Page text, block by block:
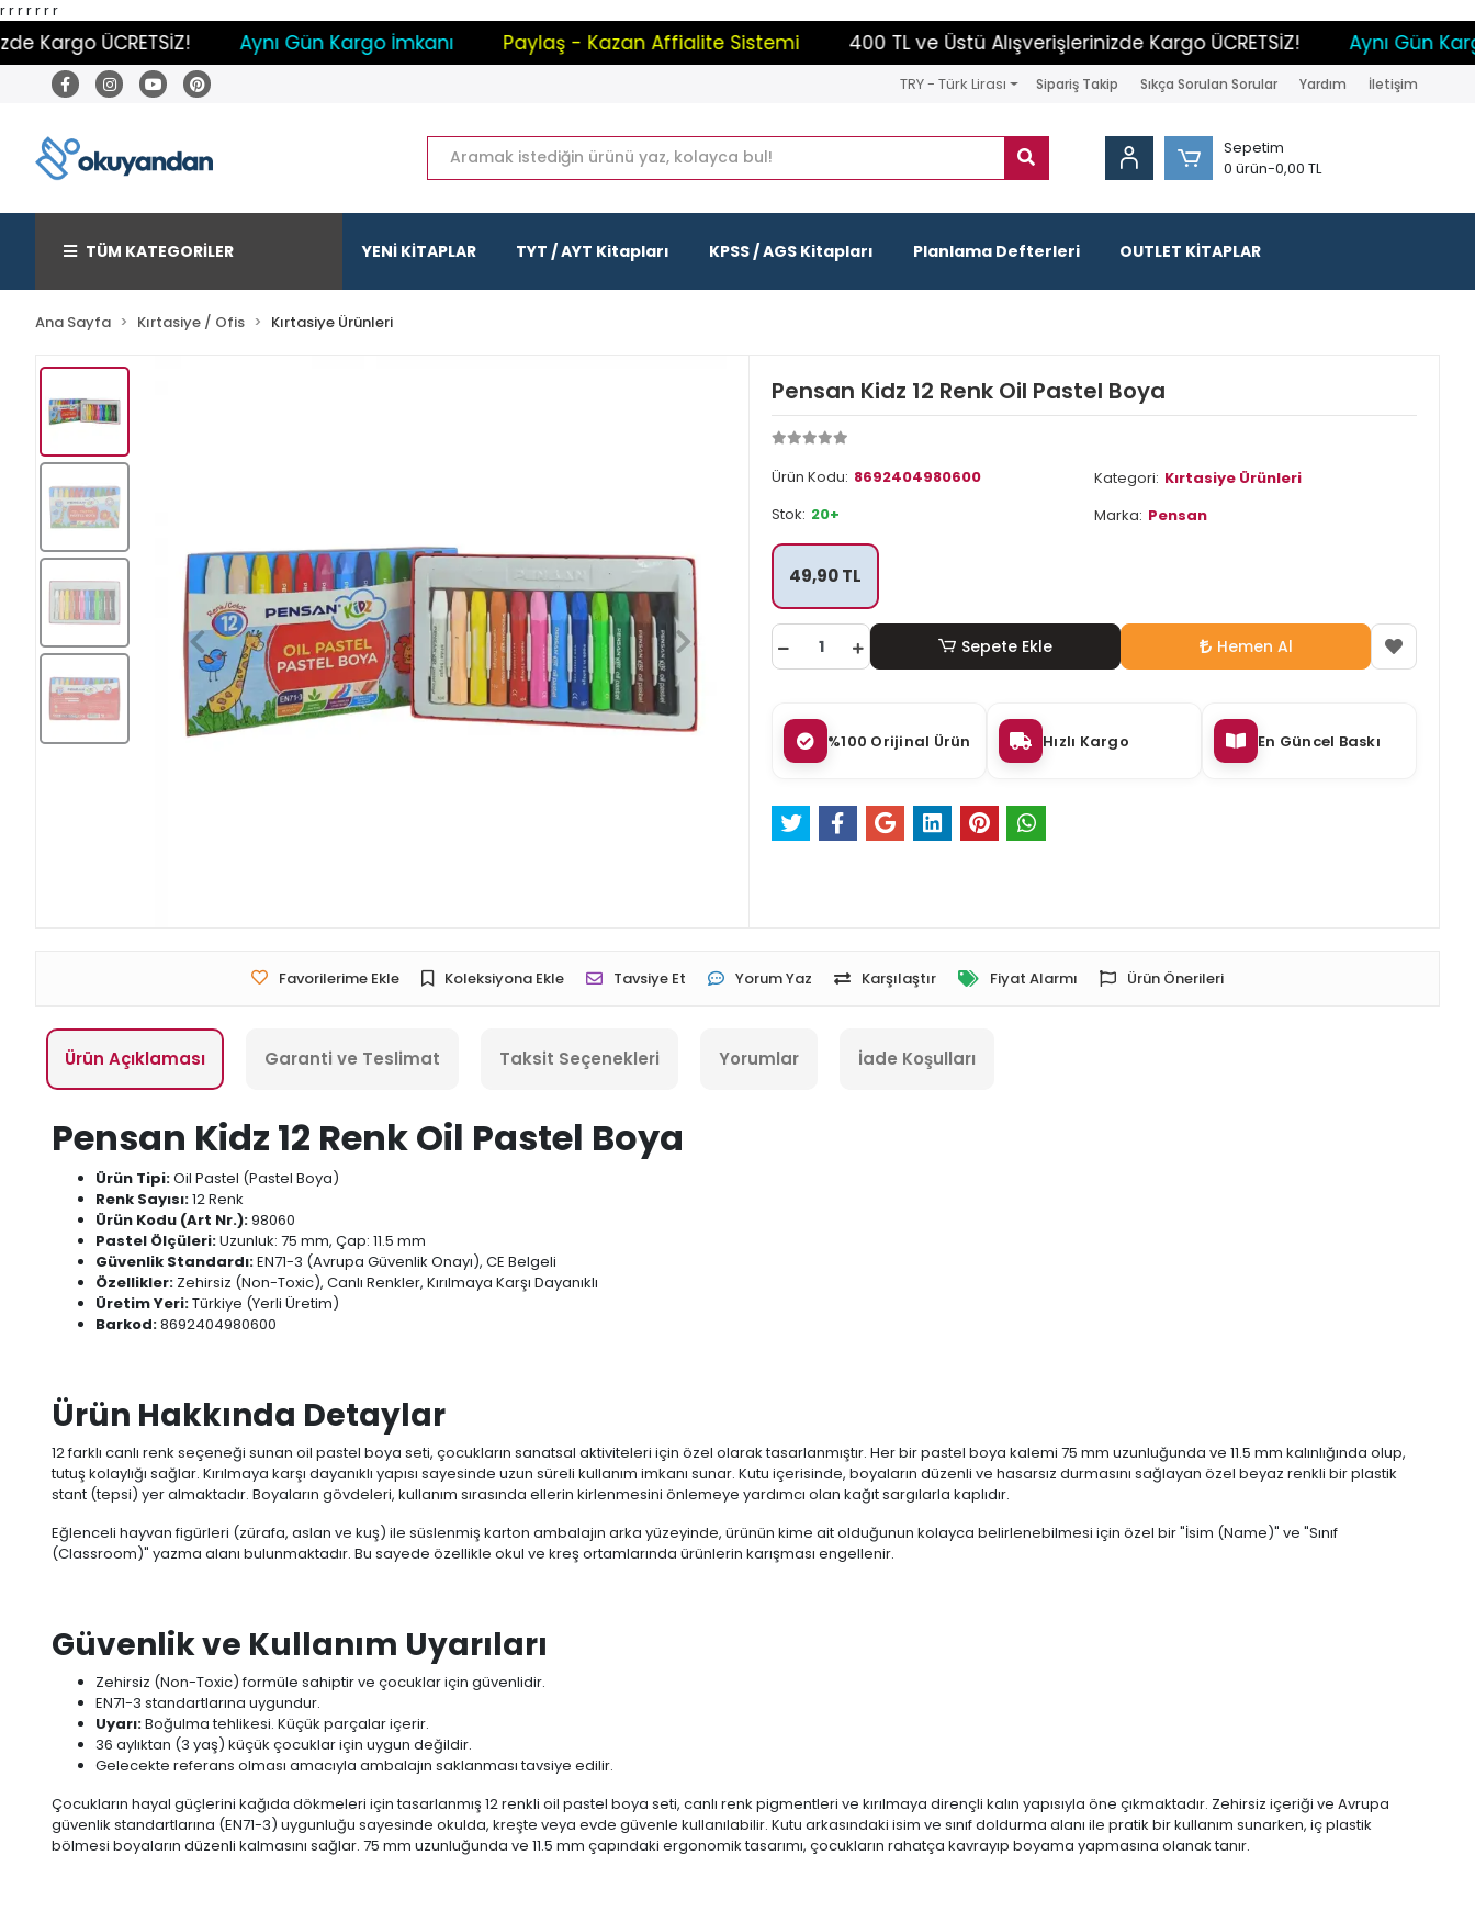
rrrrr r r
ÜCRETSİZ! Aynı Gün Kargo İmkanı Paylaş - Kazan Affialite Sistemi 400 TL ve Üstü Alışverişlerinizde Kargo ÜCRETSİZ! Aynı Gün Kargo
TRY - Türk Lirası Sipariş Takip Sıkça Sorulan Sorular Yardım İletişim
Sepetim
0 ürün-0,00 TL
TÜM KATEGORİLER YENİ KİTAPLAR TYT / AYT Kitapları KPSS / AGS Kitapları Planlama Defterleri OUTLET KİTAPLAR
Ana Sayfa Kırtasiye / Ofis Kırtasiye Ürünleri
Pensan Kidz 12 Renk Oil Pastel Boya
Ürün Kodu: 8692404980600 Kategori: Kırtasiye Ürünleri
Stok: 20+ Marka: Pensan
49,90 TL
Sepete Ekle Hemen Al
%100 Orijinal Ürün Hızlı Kargo En Güncel Baskı
Favorilerime Ekle Koleksiyona Ekle Tavsiye Et Yorum Yaz Karşılaştır Fiyat Alarmı Ürün Önerileri
Ürün Açıklaması Garanti ve Teslimat Taksit Seçenekleri Yorumlar İade Koşulları
Pensan Kidz 12 Renk Oil Pastel Boya
Ürün Tipi:Oil Pastel (Pastel Boya)
Renk Sayısı:12 Renk
Ürün Kodu (Art Nr.):98060
Pastel Ölçüleri:Uzunluk: 75 mm, Çap: 11.5 mm
Güvenlik Standardı:EN71-3 (Avrupa Güvenlik Onayı), CE Belgeli
Özellikler: Zehirsiz (Non-Toxic), Canlı Renkler, Kırılmaya Karşı Dayanıklı
Üretim Yeri:Türkiye (Yerli Üretim)
Barkod:8692404980600
Ürün Hakkında Detaylar
12 farklı canlı renk seçeneği sunan oil pastel boya seti, çocukların sanatsal aktiviteleri için özel olarak tasarlanmıştır. Her bir pastel boya kalemi 75 mm uzunluğunda ve 11.5 mm kalınlığında olup,
tutuş kolaylığı sağlar. Kırılmaya karşı dayanıklı yapısı sayesinde uzun süreli kullanım imkanı sunar. Kutu içerisinde, boyaların düzenli ve hasarsız durmasını sağlayan özel beyaz renkli bir plastik
stant (tepsi) yer almaktadır. Boyaların gövdeleri, kullanım sırasında ellerin kirlenmesini önlemeye yardımcı olan kağıt sargılarla kaplıdır.
Eğlenceli hayvan figürleri (zürafa, aslan ve kuş) ile süslenmiş karton ambalajın arka yüzeyinde, ürünün kime ait olduğunun kolayca belirlenebilmesi için özel bir "İsim (Name)" ve "Sınıf
(Classroom)" yazma alanı bulunmaktadır. Bu sayede özellikle okul ve kreş ortamlarında ürünlerin karışması engellenir.
Güvenlik ve Kullanım Uyarıları
Zehirsiz (Non-Toxic) formüle sahiptir ve çocuklar için güvenlidir.
EN71-3 standartlarına uygundur.
Uyarı:Boğulma tehlikesi. Küçük parçalar içerir.
36 aylıktan (3 yaş) küçük çocuklar için uygun değildir.
Gelecekte referans olması amacıyla ambalajın saklanması tavsiye edilir.
Çocukların hayal güçlerini kağıda dökmeleri için tasarlanmış 12 renkli oil pastel boya seti, canlı renk pigmentleri ve kırılmaya dirençli kalın yapısıyla öne çıkmaktadır. Zehirsiz içeriği ve Avrupa
güvenlik standartlarına (EN71-3) uygunluğu sayesinde okulda, kreşte veya evde güvenle kullanılabilir. Kutu arkasındaki isim ve sınıf doldurma alanı ile pratik bir kullanım sunarken, iç plastik
bölmesi boyaların düzenli kalmasını sağlar. 75 mm uzunluğunda ve 11.5 mm çapındaki ergonomik tasarımı, çocukların rahatça kavrayıp boyama yapmasına olanak tanır.